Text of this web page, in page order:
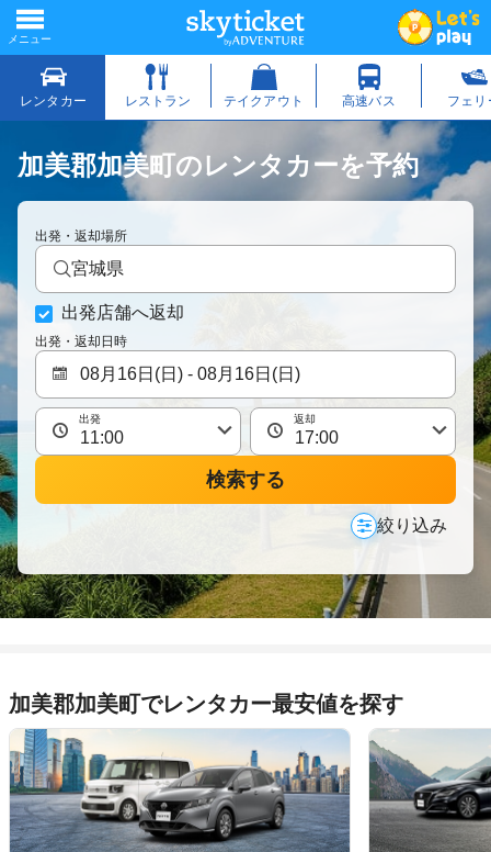
加美郡加美町のレンタカーを予約
出発・返却場所
宮城県
出発店舗へ返却
出発・返却日時
出発 返却
検索する
絞り込み
加美郡加美町でレンタカー最安値を探す